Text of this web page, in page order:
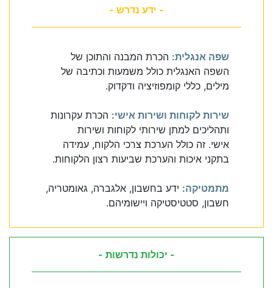
- ידע נדרש -
שפה אנגלית: הכרת המבנה והתוכן של
השפה האנגלית כולל משמעות וכתיבה של
מילים, כללי קומפוזיציה ודקדוק.
שירות לקוחות ושירות אישי: הכרת עקרונות
ותהליכים למתן שירותי לקוחות ושירות
אישי. זה כולל הערכת צרכי הלקוח, עמידה
בתקני איכות והערכת שביעות רצון הלקוחות.
מתמטיקה: ידע בחשבון, אלגברה, גאומטריה,
חשבון, סטטיסטיקה ויישומיהם.
- יכולות נדרשות -